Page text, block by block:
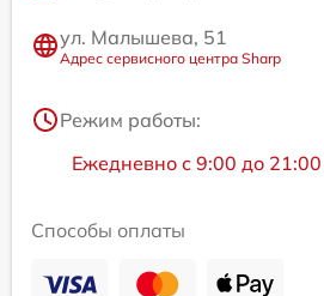
ул. Малышева, 51
Адрес сервисного центра Sharp
Режим работы:
Ежедневно с 9:00 до 21:00
Способы оплаты